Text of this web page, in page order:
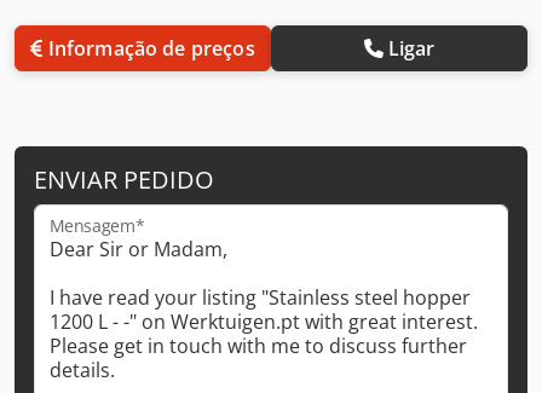
Informação de preços Ligar
ENVIAR PEDIDO
Mensagem*